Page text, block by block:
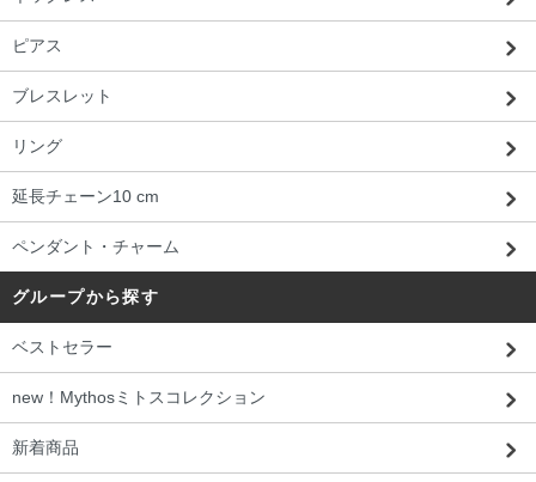
ピアス
ブレスレット
リング
延長チェーン10 cm
ペンダント・チャーム
グループから探す
ベストセラー
new！Mythosミトスコレクション
新着商品